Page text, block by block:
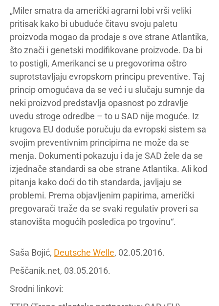
„Miler smatra da američki agrarni lobi vrši veliki
pritisak kako bi ubuduće čitavu svoju paletu
proizvoda mogao da prodaje s ove strane Atlantika,
što znači i genetski modifikovane proizvode. Da bi
to postigli, Amerikanci se u pregovorima oštro
suprotstavljaju evropskom principu preventive. Taj
princip omogućava da se već i u slučaju sumnje da
neki proizvod predstavlja opasnost po zdravlje
uvedu stroge odredbe – to u SAD nije moguće. Iz
krugova EU doduše poručuju da evropski sistem sa
svojim preventivnim principima ne može da se
menja. Dokumenti pokazuju i da je SAD žele da se
izjednače standardi sa obe strane Atlantika. Ali kod
pitanja kako doći do tih standarda, javljaju se
problemi. Prema objavljenim papirima, američki
pregovarači traže da se svaki regulativ proveri sa
stanovišta mogućih posledica po trgovinu“.
Saša Bojić, Deutsche Welle, 02.05.2016.
Peščanik.net, 03.05.2016.
Srodni linkovi: